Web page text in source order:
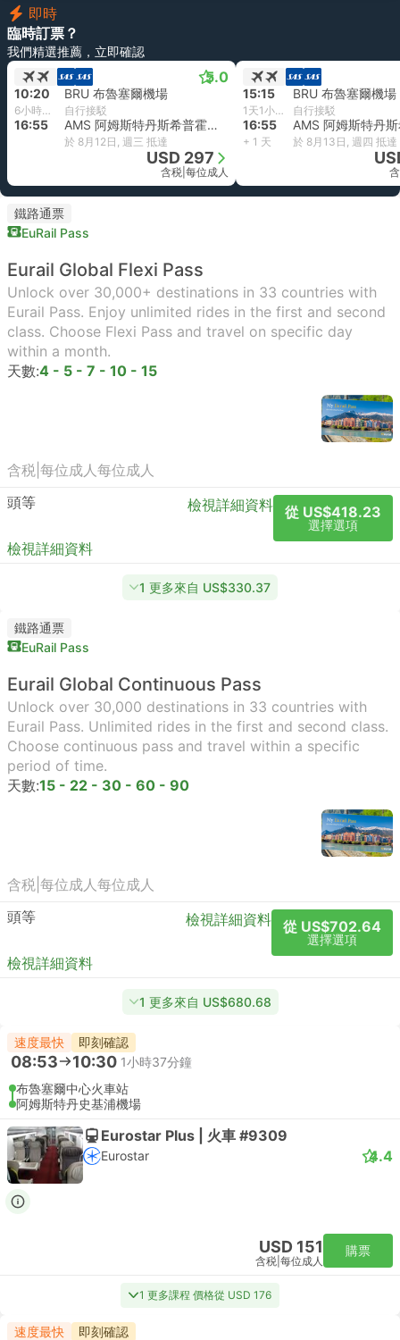
即時
臨時訂票？
我們精選推薦，立即確認
5.0
10:20 BRU 布魯塞爾機場
6小時35分鐘 自行接駁
16:55 AMS 阿姆斯特丹斯希普霍尔机场
於 8月12日, 週三 抵達
USD 297
含税 每位成人
15:15 BRU 布魯塞爾機場
1天1小時40分鐘 自行接駁
16:55
+ 1 天 於 8月13日, 週四 抵達
鐵路通票
EuRail Pass
Eurail Global Flexi Pass
Unlock over 30,000+ destinations in 33 countries with
Eurail Pass. Enjoy unlimited rides in the first and second
class. Choose Flexi Pass and travel on specific day
within a month.
天數:4 - 5 - 7 - 10 - 15
含税 每位成人每位成人
頭等
檢視詳細資料 從 US$418.23
選擇選項
檢視詳細資料
1 更多來自 US$330.37
鐵路通票
EuRail Pass
Eurail Global Continuous Pass
Unlock over 30,000 destinations in 33 countries with
Eurail Pass. Unlimited rides in the first and second class.
Choose continuous pass and travel within a specific
period of time.
天數:15 - 22 - 30 - 60 - 90
含税 每位成人每位成人
頭等
檢視詳細資料 從 US$702.64
選擇選項
檢視詳細資料
1 更多來自 US$680.68
速度最快 即刻確認
08:53 10:30 1小時37分鐘
布魯塞爾中心火車站
阿姆斯特丹史基浦機場
Eurostar Plus | 火車 #9309
Eurostar 4.4
USD 151
含税 每位成人
購票
1 更多課程 價格從 USD 176
速度最快 即刻確認